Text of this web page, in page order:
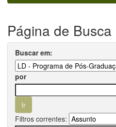
Página de Busca
Buscar em:
por
Filtros correntes: